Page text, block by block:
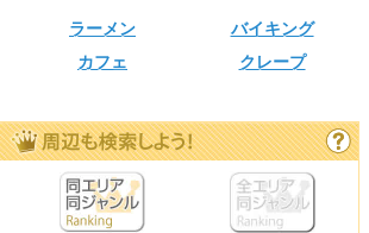
ラーメン
バイキング
カフェ クレープ